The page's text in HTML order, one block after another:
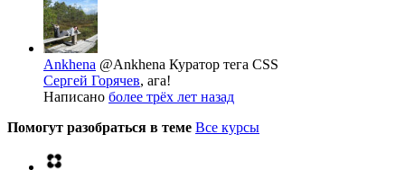
Ankhena @Ankhena Куратор тега CSS
Сергей Горячев, ага!
Написано более трёх лет назад
Помогут разобраться в теме Все курсы